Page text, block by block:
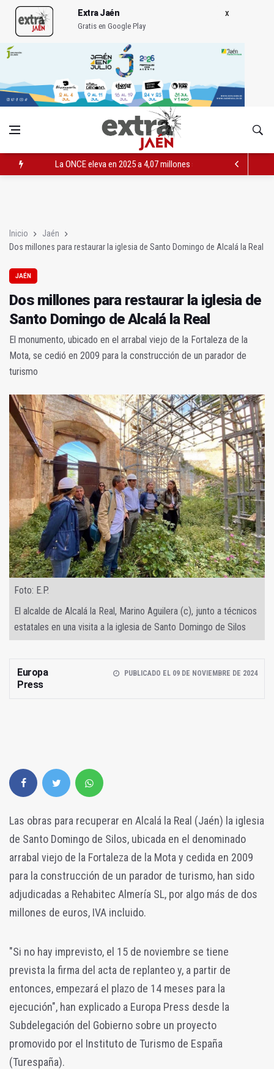
Extra Jaén
Gratis en Google Play
La ONCE eleva en 2025 a 4,07 millones su inversión social en
Inicio
Jaén
Dos millones para restaurar la iglesia de Santo Domingo de Alcalá la Real
JAÉN
Dos millones para restaurar la iglesia de
Santo Domingo de Alcalá la Real
El monumento, ubicado en el arrabal viejo de la Fortaleza de la
Mota, se cedió en 2009 para la construcción de un parador de
turismo
Foto: E.P.
El alcalde de Alcalá la Real, Marino Aguilera (c), junto a técnicos
estatales en una visita a la iglesia de Santo Domingo de Silos
Europa
Press
PUBLICADO EL 09 DE NOVIEMBRE DE 2024
Las obras para recuperar en Alcalá la Real (Jaén) la iglesia
de Santo Domingo de Silos, ubicada en el denominado
arrabal viejo de la Fortaleza de la Mota y cedida en 2009
para la construcción de un parador de turismo, han sido
adjudicadas a Rehabitec Almería SL, por algo más de dos
millones de euros, IVA incluido.
"Si no hay imprevisto, el 15 de noviembre se tiene
prevista la firma del acta de replanteo y, a partir de
entonces, empezará el plazo de 14 meses para la
ejecución", han explicado a Europa Press desde la
Subdelegación del Gobierno sobre un proyecto
promovido por el Instituto de Turismo de España
(Turespaña).